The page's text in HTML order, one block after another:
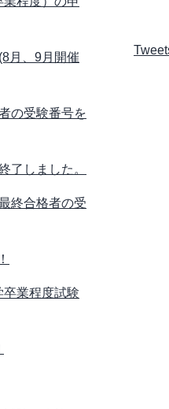
月、9月開催
の受験番号を
了しました。
終合格者の受
業程度試験